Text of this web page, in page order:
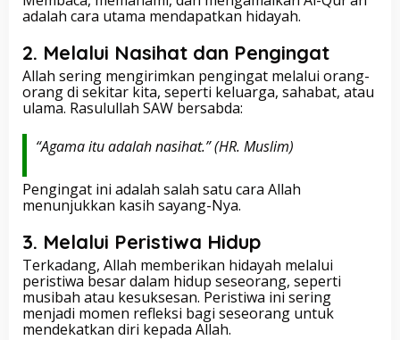
adalah cara utama mendapatkan hidayah.
2. Melalui Nasihat dan Pengingat
Allah sering mengirimkan pengingat melalui orang-
orang di sekitar kita, seperti keluarga, sahabat, atau
ulama. Rasulullah SAW bersabda:
“Agama itu adalah nasihat.”(HR. Muslim)
Pengingat ini adalah salah satu cara Allah
menunjukkan kasih sayang-Nya.
3. Melalui Peristiwa Hidup
Terkadang, Allah memberikan hidayah melalui
peristiwa besar dalam hidup seseorang, seperti
musibah atau kesuksesan. Peristiwa ini sering
menjadi momen refleksi bagi seseorang untuk
mendekatkan diri kepada Allah.